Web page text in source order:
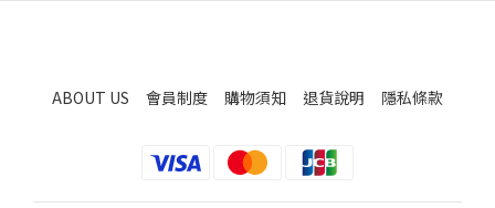
ABOUT US 會員制度 購物須知 退貨說明 隱私條款